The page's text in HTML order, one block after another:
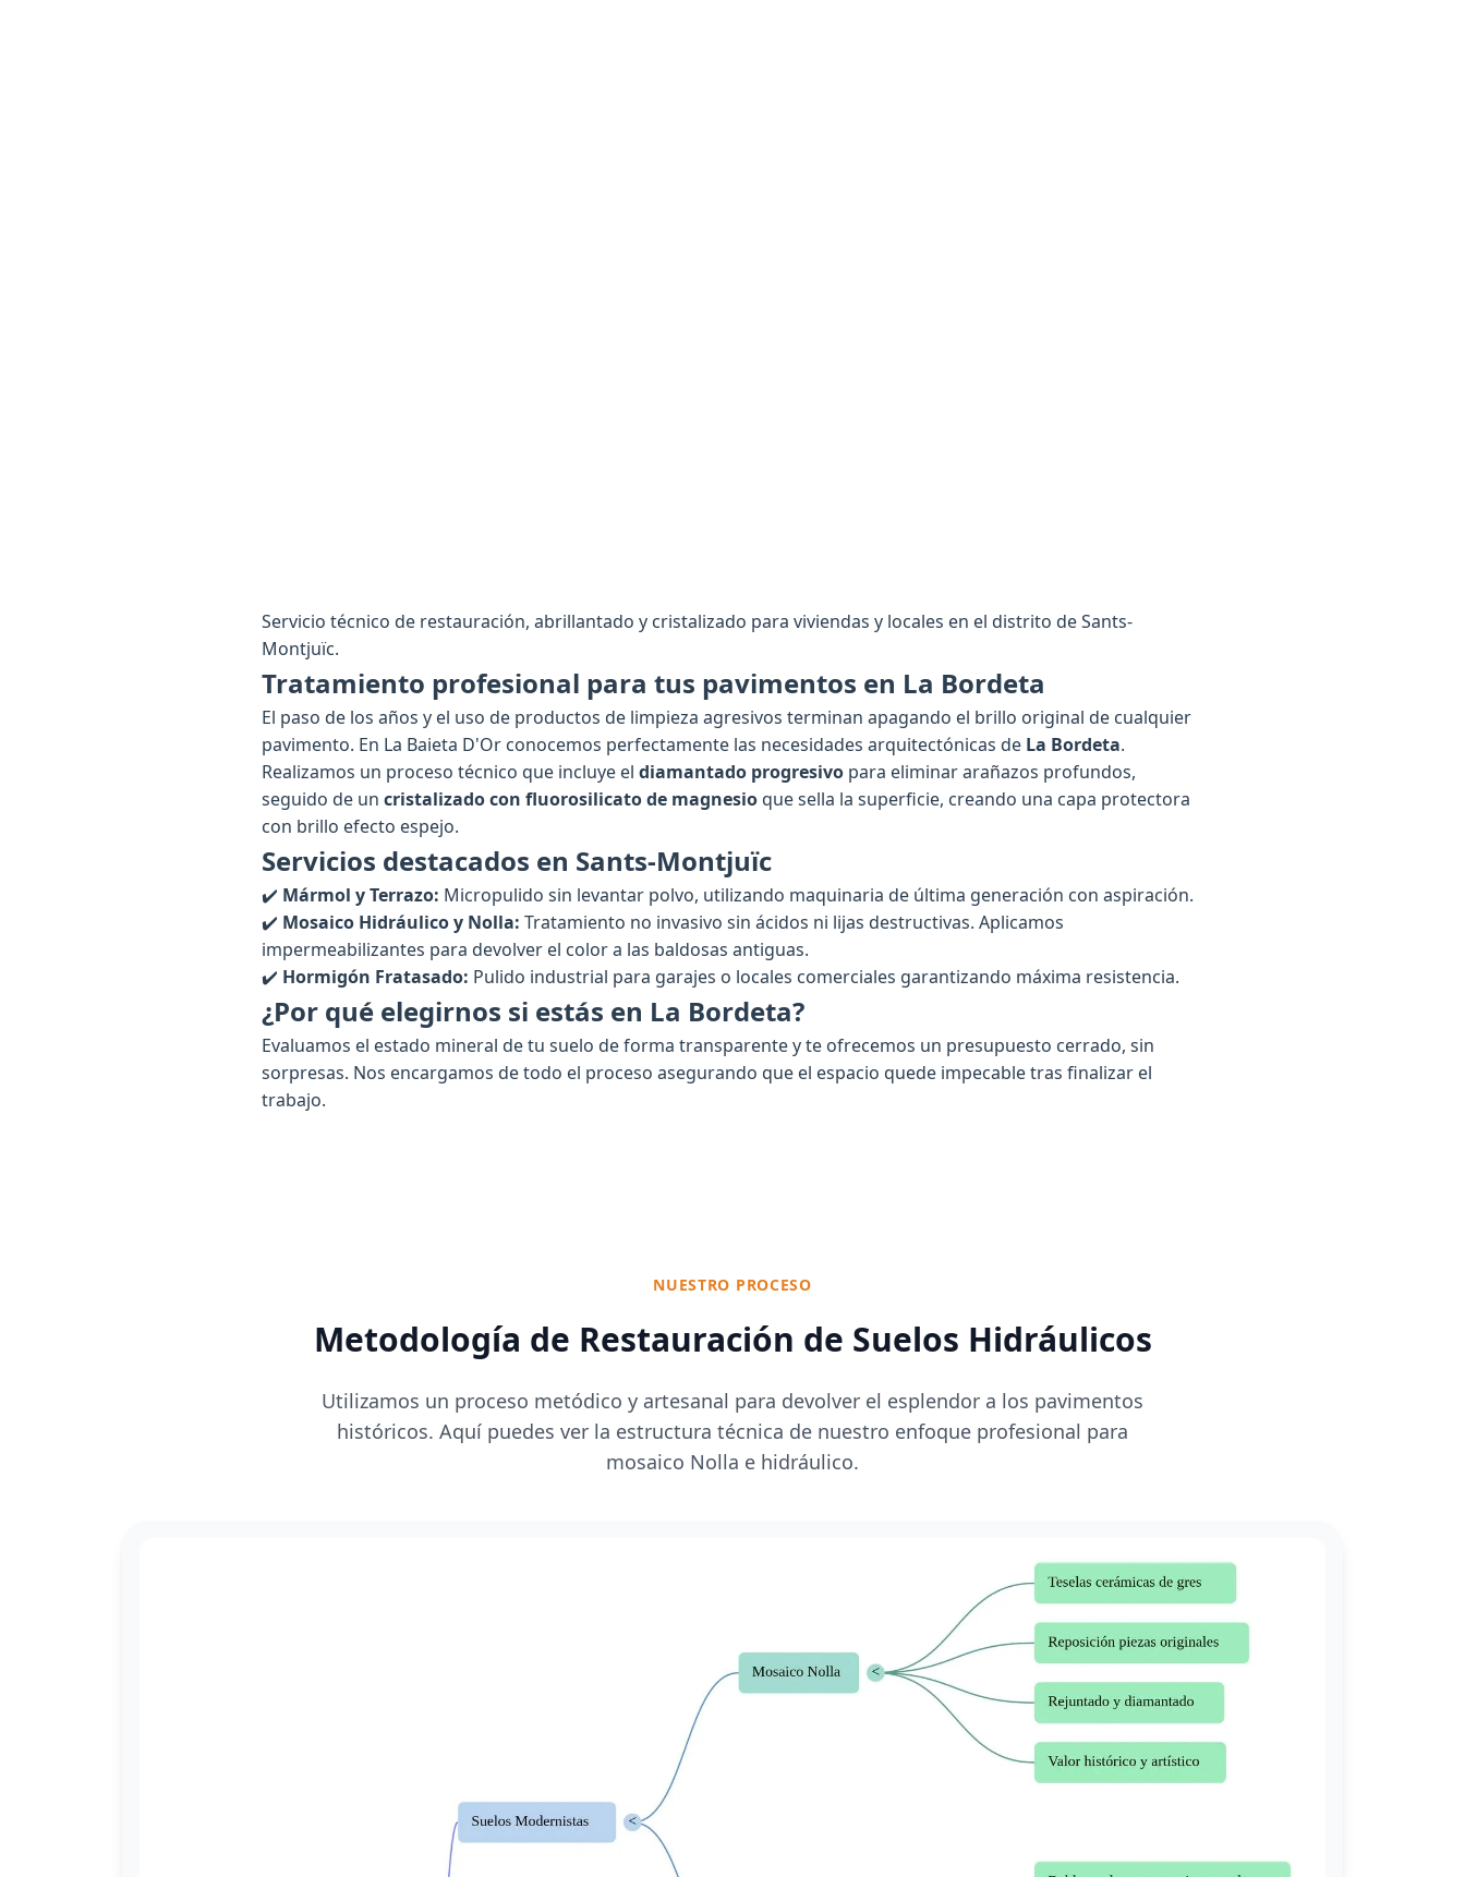
Servicio técnico de restauración, abrillantado y cristalizado para viviendas y locales en el distrito de Sants-
Montjuïc.
Tratamiento profesional para tus pavimentos en La Bordeta
El paso de los años y el uso de productos de limpieza agresivos terminan apagando el brillo original de cualquier
pavimento. En La Baieta D'Or conocemos perfectamente las necesidades arquitectónicas de La Bordeta.
Realizamos un proceso técnico que incluye el diamantado progresivo para eliminar arañazos profundos,
seguido de un cristalizado con fluorosilicato de magnesioque sella la superficie, creando una capa protectora
con brillo efecto espejo.
Servicios destacados en Sants-Montjuïc
✔️ Mármol y Terrazo: Micropulido sin levantar polvo, utilizando maquinaria de última generación con aspiración.
✔️ Mosaico Hidráulico y Nolla: Tratamiento no invasivo sin ácidos ni lijas destructivas. Aplicamos
impermeabilizantes para devolver el color a las baldosas antiguas.
✔️ Hormigón Fratasado: Pulido industrial para garajes o locales comerciales garantizando máxima resistencia.
¿Por qué elegirnos si estás en La Bordeta?
Evaluamos el estado mineral de tu suelo de forma transparente y te ofrecemos un presupuesto cerrado, sin
sorpresas. Nos encargamos de todo el proceso asegurando que el espacio quede impecable tras finalizar el
trabajo.
NUESTRO PROCESO
Metodología de Restauración de Suelos Hidráulicos
Utilizamos un proceso metódico y artesanal para devolver el esplendor a los pavimentos
históricos. Aquí puedes ver la estructura técnica de nuestro enfoque profesional para
mosaico Nolla e hidráulico.